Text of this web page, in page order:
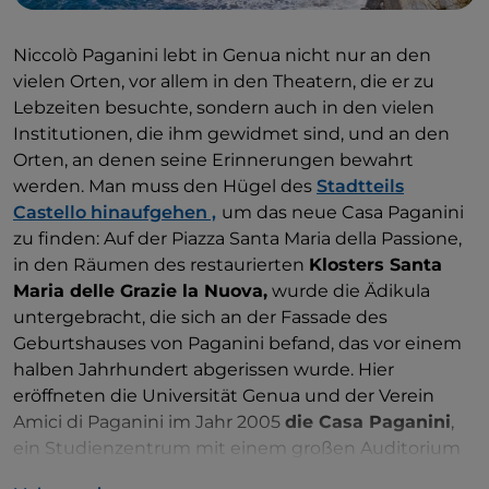
Niccolò Paganini lebt in Genua nicht nur an den
vielen Orten, vor allem in den Theatern, die er zu
Lebzeiten besuchte, sondern auch in den vielen
Institutionen, die ihm gewidmet sind, und an den
Orten, an denen seine Erinnerungen bewahrt
werden. Man muss den Hügel des Stadtteils
Castello hinaufgehen , um das neue Casa Paganini
zu finden: Auf der Piazza Santa Maria della Passione,
in den Räumen des restaurierten Klosters Santa
Maria delle Grazie la Nuova, wurde die Ädikula
untergebracht, die sich an der Fassade des
Geburtshauses von Paganini befand, das vor einem
halben Jahrhundert abgerissen wurde. Hier
eröffneten die Universität Genua und der Verein
Amici di Paganini im Jahr 2005 die Casa Paganini,
ein Studienzentrum mit einem großen Auditorium